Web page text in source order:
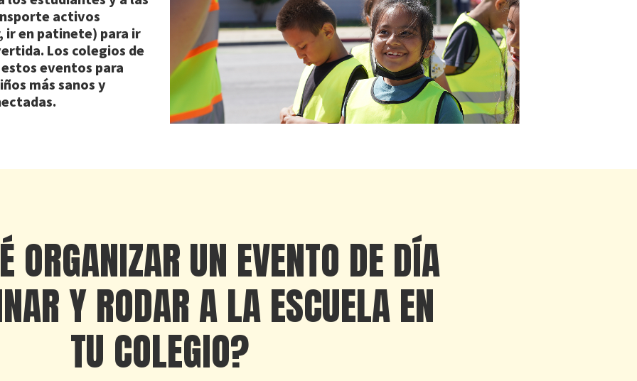
activos
ir en patinete) para ir
Los colegios de
eventos para
más sanos y
ORGANIZAR UN EVENTO DE DÍA
Y RODAR A LA ESCUELA EN
TU COLEGIO?